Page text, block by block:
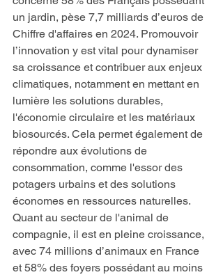
un jardin, pèse 7,7 milliards d’euros de
Chiffre d'affaires en 2024. Promouvoir
l’innovation y est vital pour dynamiser
sa croissance et contribuer aux enjeux
climatiques, notamment en mettant en
lumière les solutions durables,
l'économie circulaire et les matériaux
biosourcés. Cela permet également de
répondre aux évolutions de
consommation, comme l'essor des
potagers urbains et des solutions
économes en ressources naturelles.
Quant au secteur de l'animal de
compagnie, il est en pleine croissance,
avec 74 millions d’animaux en France
et 58% des foyers possédant au moins